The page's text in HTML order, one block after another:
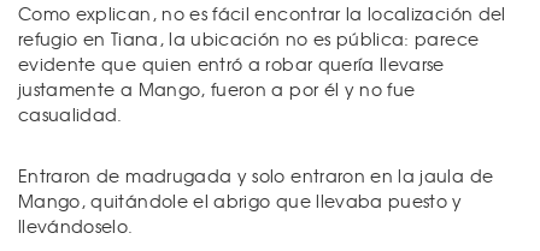
Como explican, no es fácil encontrar la localización del
refugio en Tiana, la ubicación no es pública: parece
evidente que quien entró a robar quería llevarse
justamente a Mango, fueron a por él y no fue
casualidad.
Entraron de madrugada y solo entraron en la jaula de
Mango, quitándole el abrigo que llevaba puesto y
llevándoselo.